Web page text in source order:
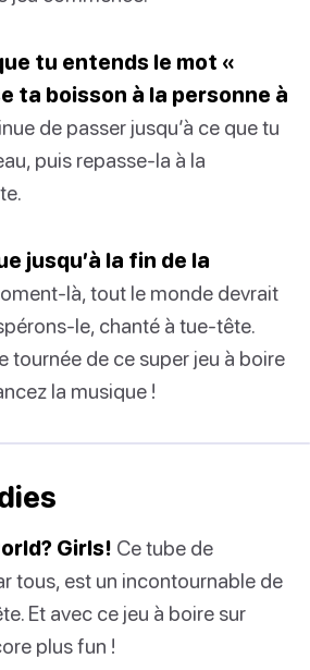
tu entends le mot «
ta boisson à la personne à
de passer jusqu’à ce que tu
puis repasse-la à la
jusqu’à la fin de la
là, tout le monde devrait
le, chanté à tue-tête.
tournée de ce super jeu à boire
la musique !
Girls! Ce tube de
tous, est un incontournable de
Et avec ce jeu à boire sur
plus fun !